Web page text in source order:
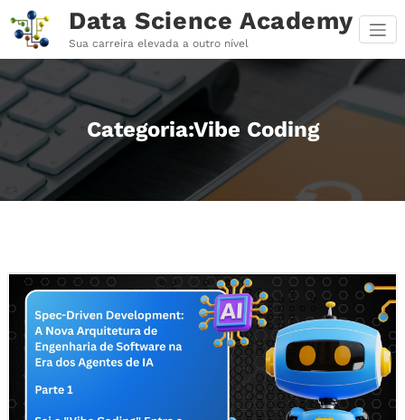
para
conteúdo
Data Science Academy
Sua carreira elevada a outro nível
Categoria:Vibe Coding